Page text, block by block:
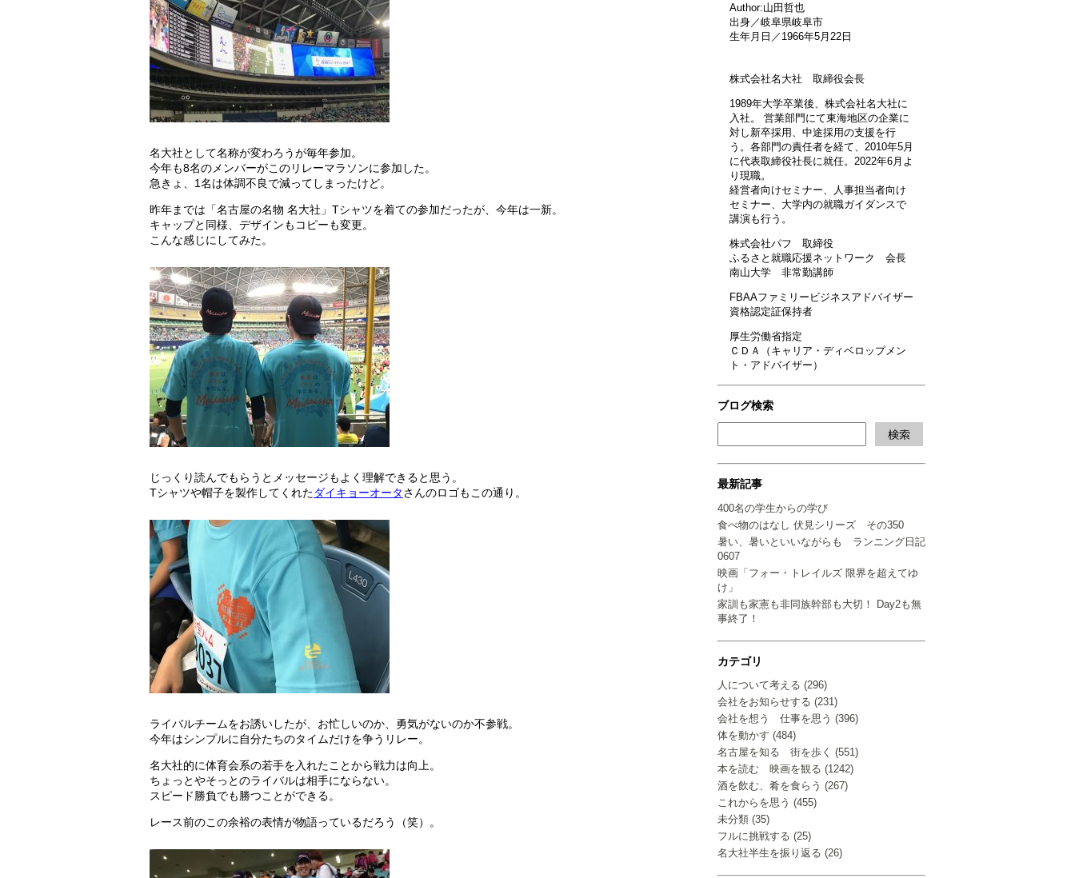
Author:山田哲也
出身／岐阜県岐阜市
生年月日／1966年5月22日
株式会社名大社 取締役会長
1989年大学卒業後、株式会社名大社に
入社。 営業部門にて東海地区の企業に
対し新卒採用、中途採用の支援を行
う。各部門の責任者を経て、2010年5月
に代表取締役社長に就任。2022年6月よ
り現職。
経営者向けセミナー、人事担当者向け
セミナー、大学内の就職ガイダンスで
講演も行う。
株式会社パフ 取締役
ふるさと就職応援ネットワーク 会長
南山大学 非常勤講師
FBAAファミリービジネスアドバイザー
資格認定証保持者
厚生労働省指定
ＣＤＡ（キャリア・ディベロップメン
ト・アドバイザー）
ブログ検索
最新記事
400名の学生からの学び
食べ物のはなし 伏見シリーズ その350
暑い、暑いといいながらも ランニング日記
0607
映画「フォー・トレイルズ 限界を超えてゆ
け」
家訓も家憲も非同族幹部も大切！ Day2も無
事終了！
カテゴリ
人について考える (296)
会社をお知らせする (231)
会社を想う 仕事を思う (396)
体を動かす (484)
名古屋を知る 街を歩く (551)
本を読む 映画を観る (1242)
酒を飲む、肴を食らう (267)
これからを思う (455)
未分類 (35)
フルに挑戦する (25)
名大社半生を振り返る (26)
名大社として名称が変わろうが毎年参加。
今年も8名のメンバーがこのリレーマラソンに参加した。
急きょ、1名は体調不良で減ってしまったけど。
昨年までは「名古屋の名物 名大社」Tシャツを着ての参加だったが、今年は一新。
キャップと同様、デザインもコピーも変更。
こんな感じにしてみた。
じっくり読んでもらうとメッセージもよく理解できると思う。
Tシャツや帽子を製作してくれたダイキョーオータさんのロゴもこの通り。
ライバルチームをお誘いしたが、お忙しいのか、勇気がないのか不参戦。
今年はシンプルに自分たちのタイムだけを争うリレー。
名大社的に体育会系の若手を入れたことから戦力は向上。
ちょっとやそっとのライバルは相手にならない。
スピード勝負でも勝つことができる。
レース前のこの余裕の表情が物語っているだろう（笑）。